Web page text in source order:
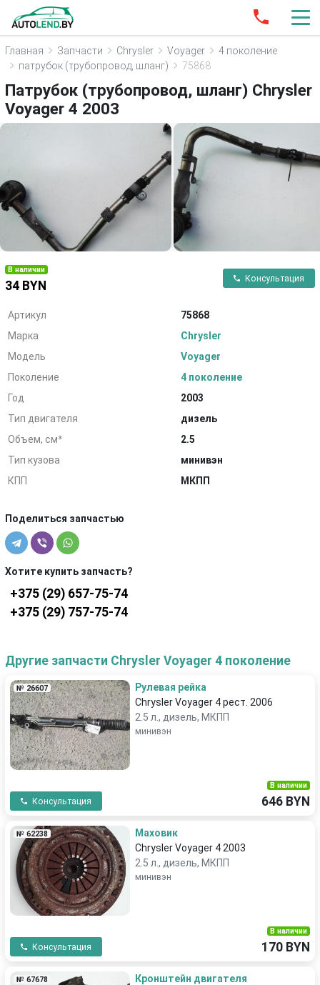
Главная Запчасти Chrysler Voyager
4 поколение
патрубок (трубопровод, шланг)
75868
Патрубок (трубопровод, шланг) Chrysler
Voyager 4 2003
В наличии
34 BYN
Консультация
Артикул
75868
Марка
Chrysler
Модель
Voyager
Поколение
4 поколение
Год
2003
Тип двигателя
дизель
Объем, см³
2.5
Тип кузова
минивэн
КПП
МКПП
Поделиться запчастью
Хотите купить запчасть?
+375 (29) 657-75-74
+375 (29) 757-75-74
Другие запчасти Chrysler Voyager 4 поколение
№ 26607
Рулевая рейка
Chrysler Voyager 4 рест. 2006
2.5 л., дизель, МКПП
минивэн
Консультация
В наличии
646 BYN
№ 62238
Маховик
Chrysler Voyager 4 2003
2.5 л., дизель, МКПП
минивэн
Консультация
В наличии
170 BYN
№ 67678
Кронштейн двигателя